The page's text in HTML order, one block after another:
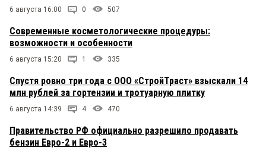
6 августа 16:00 0 507
Современные косметологические процедуры:
возможности и особенности
6 августа 15:20 1 335
Спустя ровно три года с ООО «СтройТраст» взыскали 14
млн рублей за гортензии и тротуарную плитку
6 августа 14:39 4 470
Правительство РФ официально разрешило продавать
бензин Евро-2 и Евро-3